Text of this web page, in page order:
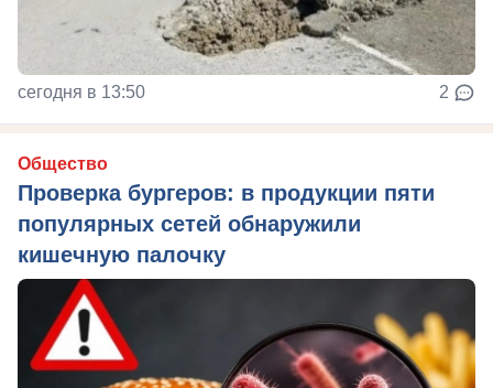
сегодня в 13:50 2
Общество
Проверка бургеров: в продукции пяти
популярных сетей обнаружили
кишечную палочку